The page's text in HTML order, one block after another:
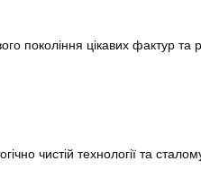
покоління цікавих фактур та
чистій технології та